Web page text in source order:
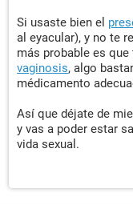
Si usaste bien el
al eyacular), y no te
más probable es que
vaginosis, algo
médicamento
Así que déjate de
y vas a poder estar
vida sexual.